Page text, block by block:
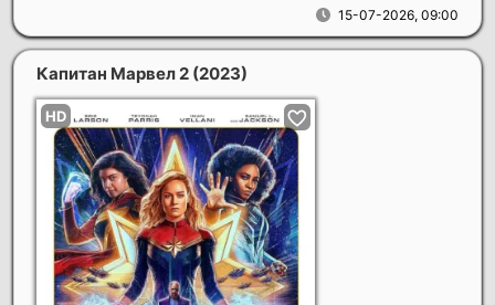
15-07-2026, 09:00
Капитан Марвел 2 (2023)